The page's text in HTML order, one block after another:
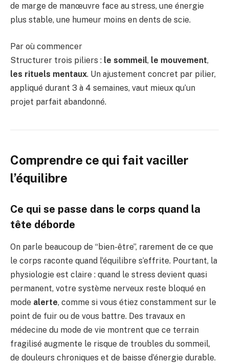
de marge de manœuvre face au stress, une énergie
plus stable, une humeur moins en dents de scie.
Par où commencer
Structurer trois piliers : le sommeil, le mouvement,
les rituels mentaux. Un ajustement concret par pilier,
appliqué durant 3 à 4 semaines, vaut mieux qu’un
projet parfait abandonné.
Comprendre ce qui fait vaciller
l’équilibre
Ce qui se passe dans le corps quand la
tête déborde
On parle beaucoup de “bien-être”, rarement de ce que
le corps raconte quand l’équilibre s’effrite. Pourtant, la
physiologie est claire : quand le stress devient quasi
permanent, votre système nerveux reste bloqué en
mode alerte, comme si vous étiez constamment sur le
point de fuir ou de vous battre. Des travaux en
médecine du mode de vie montrent que ce terrain
fragilisé augmente le risque de troubles du sommeil,
de douleurs chroniques et de baisse d’énergie durable.